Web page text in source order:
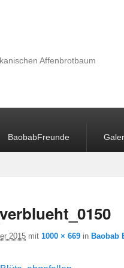
Affenbrotbaum
BaobabFreunde
2015 mit 1000 × 669 in Baobab